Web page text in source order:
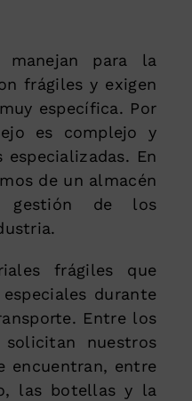
manejan para la
frágiles y exigen
específica. Por
es complejo y
especializadas. En
de un almacén
gestión de los
frágiles que
durante
Entre los
nuestros
encuentran, entre
las botellas y la